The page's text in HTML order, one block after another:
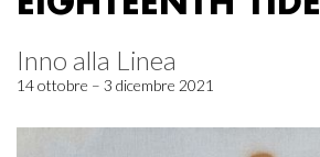
Inno alla Linea
14 ottobre – 3 dicembre 2021